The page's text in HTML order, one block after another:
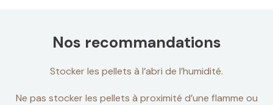
Nos recommandations
Stocker les pellets à l’abri de l’humidité.
Ne pas stocker les pellets à proximité d’une flamme ou